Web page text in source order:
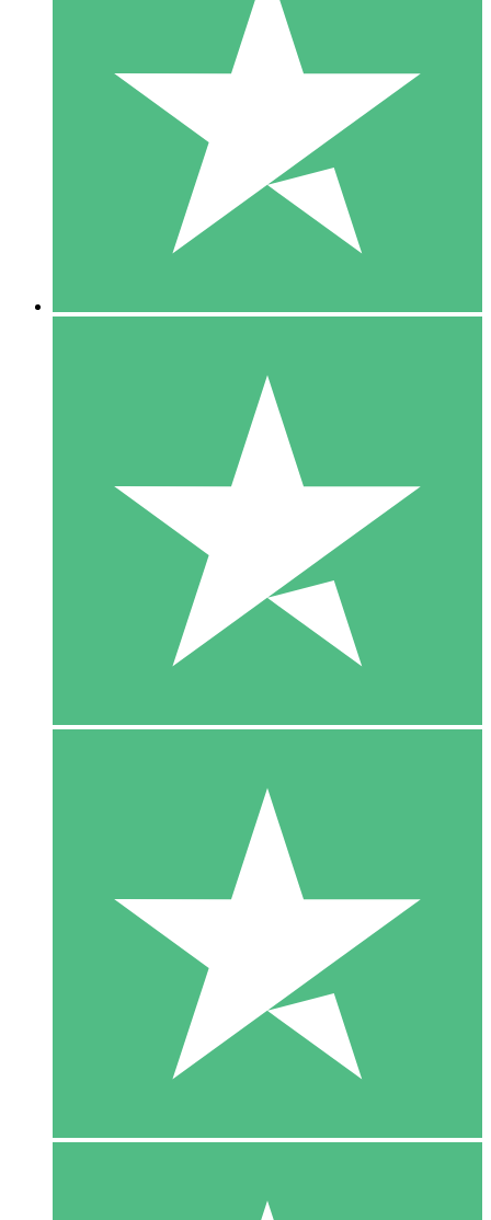
Individuella Kreditpaket
Betala per användning med nedladdningskrediter. Inget
1 Nedladdningar
10 00
10 Nedladdningar
20 00